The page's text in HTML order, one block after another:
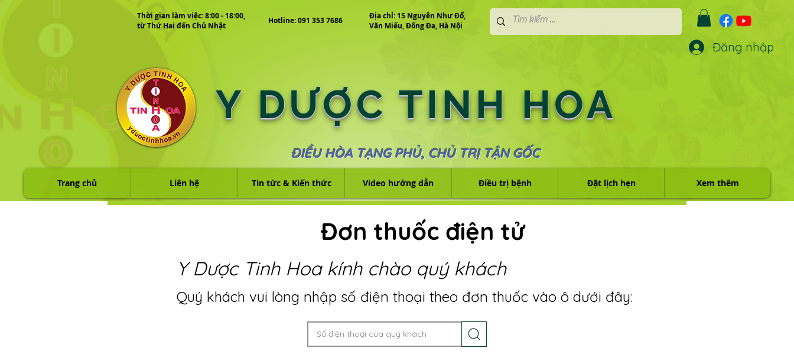
Đăng nhập
Thời gian làm việc: 8:00 - 18:00,
từ Thứ Hai đến Chủ Nhật
Hotline: 091 353 7686
Địa chỉ: 15 Nguyễn Như Đổ,
Văn Miếu, Đống Đa, Hà Nội
Y DƯỢC TINH HOA
ĐIỀU HÒA TẠNG PHỦ, CHỦ TRỊ TẬN GỐC
Trang chủ Liên hệ Tin tức & Kiến thức Video hướng dẫn Điều trị bệnh Đặt lịch hẹn Xem thêm
Đơn thuốc điện tử
Y Dược Tinh Hoa kính chào quý khách
Quý khách vui lòng nhập số điện thoại theo đơn thuốc vào ô dưới đây: